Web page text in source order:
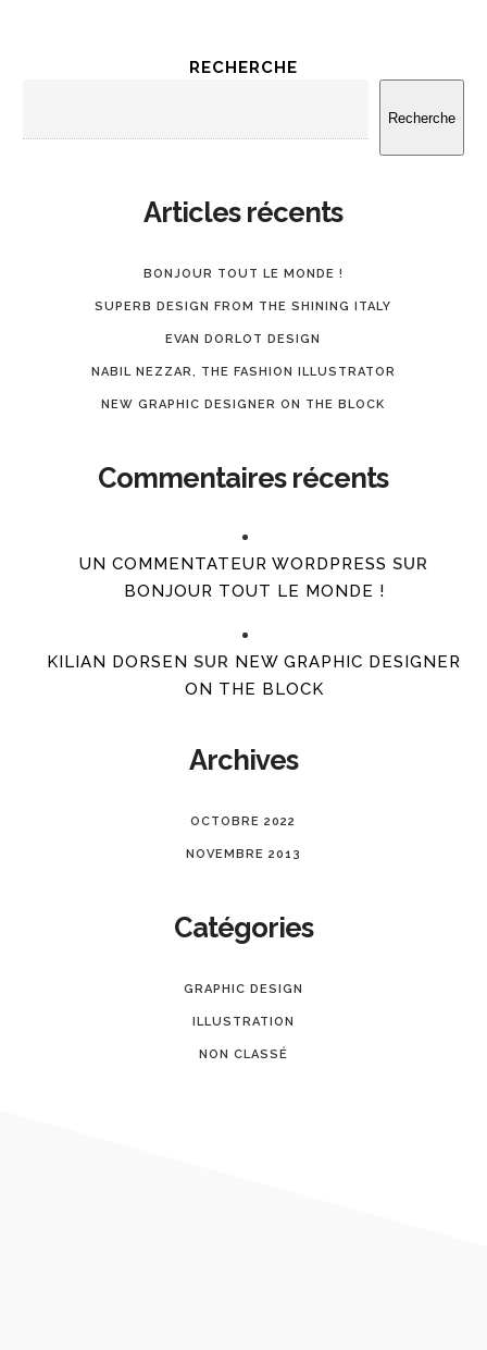
RECHERCHE
Recherche
Articles récents
BONJOUR TOUT LE MONDE !
SUPERB DESIGN FROM THE SHINING ITALY
EVAN DORLOT DESIGN
NABIL NEZZAR, THE FASHION ILLUSTRATOR
NEW GRAPHIC DESIGNER ON THE BLOCK
Commentaires récents
UN COMMENTATEUR WORDPRESS SUR
BONJOUR TOUT LE MONDE !
KILIAN DORSEN SUR NEW GRAPHIC DESIGNER
ON THE BLOCK
Archives
OCTOBRE 2022
NOVEMBRE 2013
Catégories
GRAPHIC DESIGN
ILLUSTRATION
NON CLASSÉ